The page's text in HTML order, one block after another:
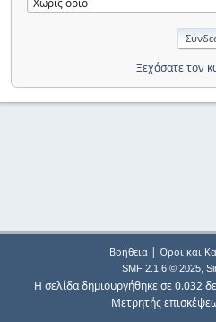
Ξεχάσατε τον
Βοήθεια| Όροι και
SMF 2.1.6 © 2025,
Η σελίδα δημιουργήθηκε σε 0.032
Μετρητής